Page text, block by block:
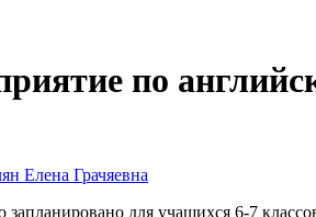
по
Елена Грачяевна
для учащихся 6-7